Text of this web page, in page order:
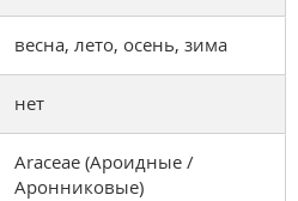
весна, лето, осень, зима
нет
Araceae (Ароидные /
Аронниковые)